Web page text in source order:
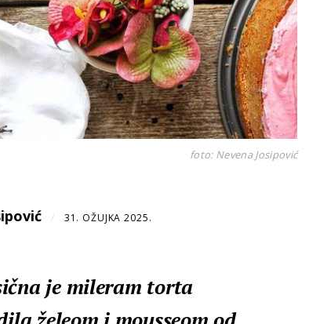
foto: Nevena Josipović
/ 31. OŽUJKA 2025.
je mileram torta